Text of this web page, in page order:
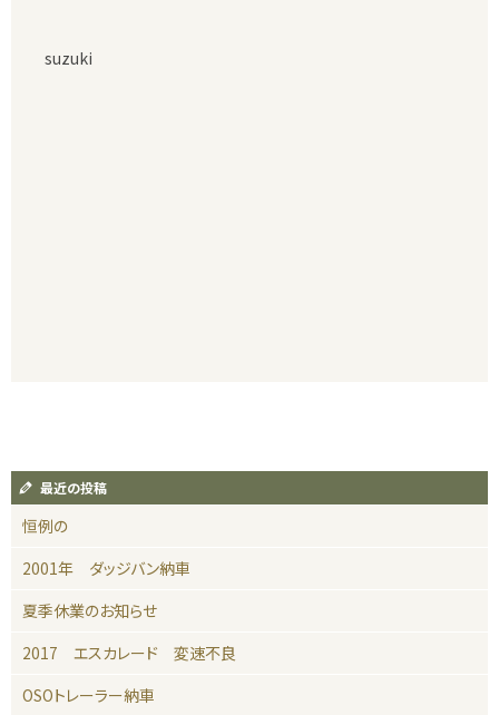
suzuki
最近の投稿
恒例の
2001年 ダッジバン納車
夏季休業のお知らせ
2017 エスカレード 変速不良
OSOトレーラー納車